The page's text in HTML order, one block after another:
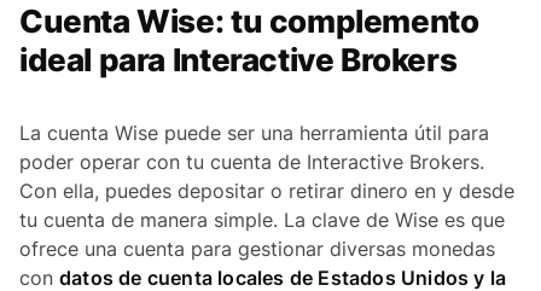
Cuenta Wise: tu complemento
ideal para Interactive Brokers
La cuenta Wise puede ser una herramienta útil para
poder operar con tu cuenta de Interactive Brokers.
Con ella, puedes depositar o retirar dinero en y desde
tu cuenta de manera simple. La clave de Wise es que
ofrece una cuenta para gestionar diversas monedas
con datos de cuenta locales de Estados Unidos y la